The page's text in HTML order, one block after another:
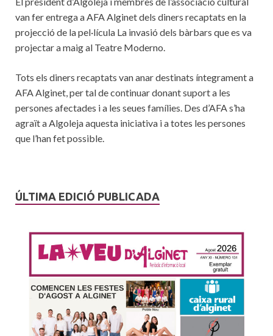
van fer entrega a AFA Alginet dels diners recaptats en la
projecció de la pel·lícula La invasió dels bàrbars que es va
projectar a maig al Teatre Moderno.
Tots els diners recaptats van anar destinats íntegrament a
AFA Alginet, per tal de continuar donant suport a les
persones afectades i a les seues famílies. Des d’AFA s’ha
agraït a Algoleja aquesta iniciativa i a totes les persones
que l’han fet possible.
ÚLTIMA EDICIÓ PUBLICADA